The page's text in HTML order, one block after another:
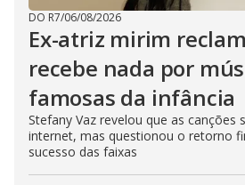
DO R7/06/08/2026
Ex-atriz mirim
recebe nada por
famosas da infância
Stefany Vaz revelou que as canções
internet, mas questionou o retorno
sucesso das faixas